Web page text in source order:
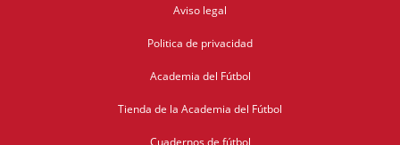
Aviso legal
Politica de privacidad
Academia del Fútbol
Tienda de la Academia del Fútbol
Cuadernos de fútbol